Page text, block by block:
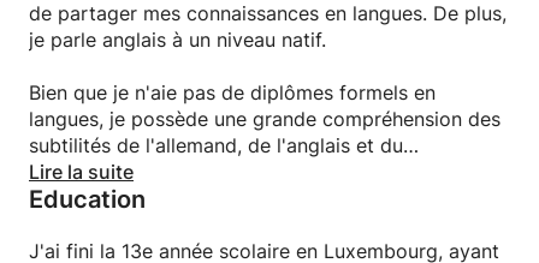
de partager mes connaissances en langues. De plus,
je parle anglais à un niveau natif.
Bien que je n'aie pas de diplômes formels en
langues, je possède une grande compréhension des
subtilités de l'allemand, de l'anglais et du
luxembourgeois. Ma patience et mon approche
pédagogique me permettent de m'adapter aux
environnement d'apprentissage encourageant et
Lire la suite
Education
J'ai fini la 13e année scolaire en Luxembourg, ayant